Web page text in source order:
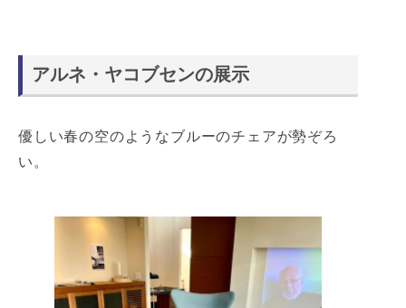
アルネ・ヤコブセンの展示
優しい春の空のようなブルーのチェアが勢ぞろ
い。